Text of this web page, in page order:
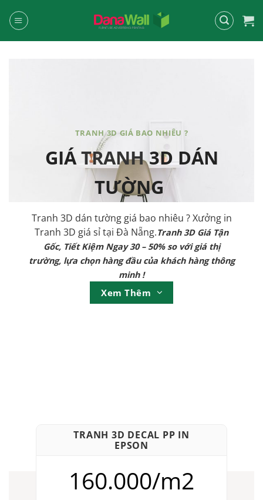
đến
TRANH 3D GIÁ BAO NHIÊU ?
GIÁTRANH3D DÁN
TƯỜNG
Tranh 3D dán tườnggiá bao nhiêu ? Xưởng in
Tranh 3D giá sỉ tại Đà Nẵng.Tranh 3D Giá Tận
Gốc, Tiết Kiệm Ngay 30 – 50% so với giá thị
trường, lựa chọn hàng đầu của khách hàng thông
minh !
Xem Thêm
TRANH 3D DECAL PP IN
EPSON
160.000/m2